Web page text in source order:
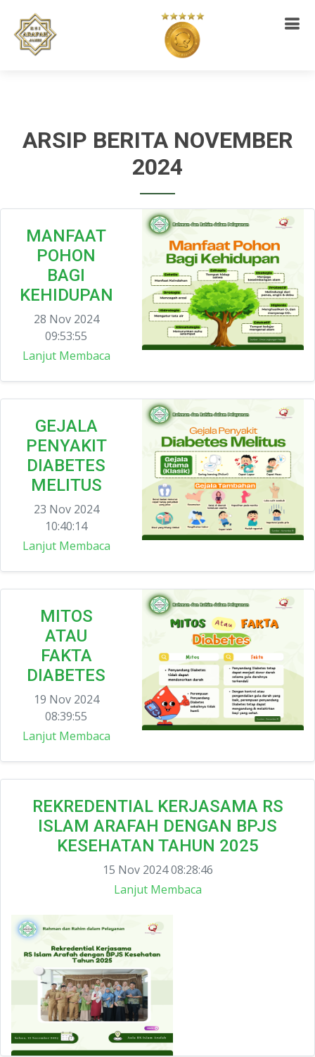
ARSIP BERITA NOVEMBER
2024
MANFAAT
POHON
BAGI
KEHIDUPAN
28 Nov 2024
09:53:55
Lanjut Membaca
GEJALA
PENYAKIT
DIABETES
MELITUS
23 Nov 2024
10:40:14
Lanjut Membaca
MITOS
ATAU
FAKTA
DIABETES
19 Nov 2024
08:39:55
Lanjut Membaca
REKREDENTIAL KERJASAMA RS
ISLAM ARAFAH DENGAN BPJS
KESEHATAN TAHUN 2025
15 Nov 2024 08:28:46
Lanjut Membaca